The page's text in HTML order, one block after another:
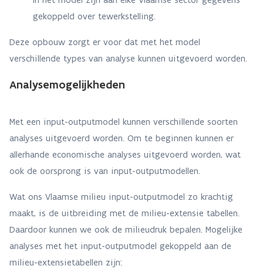
gekoppeld over tewerkstelling.
Deze opbouw zorgt er voor dat met het model
verschillende types van analyse kunnen uitgevoerd worden.
Analysemogelijkheden
Met een input-outputmodel kunnen verschillende soorten
analyses uitgevoerd worden. Om te beginnen kunnen er
allerhande economische analyses uitgevoerd worden, wat
ook de oorsprong is van input-outputmodellen.
Wat ons Vlaamse milieu input-outputmodel zo krachtig
maakt, is de uitbreiding met de milieu-extensie tabellen.
Daardoor kunnen we ook de milieudruk bepalen. Mogelijke
analyses met het input-outputmodel gekoppeld aan de
milieu-extensietabellen zijn: